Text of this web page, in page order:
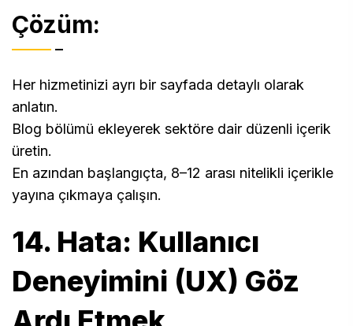
Çözüm:
Her hizmetinizi ayrı bir sayfada detaylı olarak
anlatın.
Blog bölümü ekleyerek sektöre dair düzenli içerik
üretin.
En azından başlangıçta, 8–12 arası nitelikli içerikle
yayına çıkmaya çalışın.
14. Hata: Kullanıcı
Deneyimini (UX) Göz